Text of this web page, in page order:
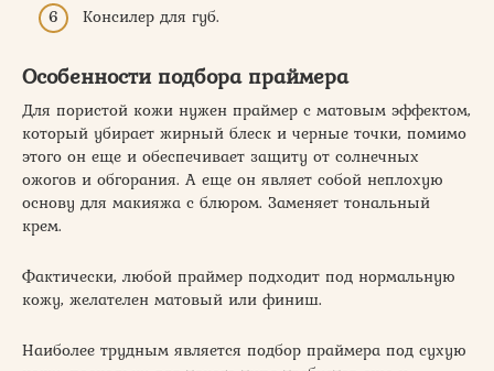
Консилер для губ.
Особенности подбора праймера
Для пористой кожи нужен праймер с матовым эффектом,
который убирает жирный блеск и черные точки, помимо
этого он еще и обеспечивает защиту от солнечных
ожогов и обгорания. А еще он являет собой неплохую
основу для макияжа с блюром. Заменяет тональный
крем.
Фактически, любой праймер подходит под нормальную
кожу, желателен матовый или финиш.
Наиболее трудным является подбор праймера под сухую